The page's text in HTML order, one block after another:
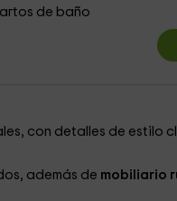
de baño
con detalles de estilo
además de mobiliario